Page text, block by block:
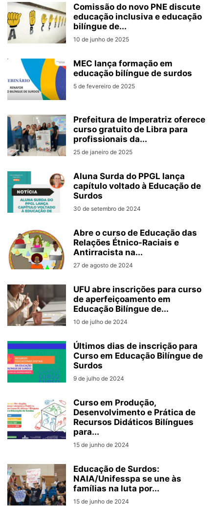
Comissão do novo PNE discute
educação inclusiva e educação
bilíngue de...
10 de junho de 2025
MEC lança formação em
educação bilíngue de surdos
5 de fevereiro de 2025
Prefeitura de Imperatriz oferece
curso gratuito de Libra para
profissionais da...
25 de janeiro de 2025
Aluna Surda do PPGL lança
capítulo voltado à Educação de
Surdos
30 de setembro de 2024
Abre o curso de Educação das
Relações Étnico-Raciais e
Antirracista na...
27 de agosto de 2024
UFU abre inscrições para curso
de aperfeiçoamento em
Educação Bilíngue de...
10 de julho de 2024
Últimos dias de inscrição para
Curso em Educação Bilíngue de
Surdos
9 de julho de 2024
Curso em Produção,
Desenvolvimento e Prática de
Recursos Didáticos Bilíngues
para...
15 de junho de 2024
Educação de Surdos:
NAIA/Unifesspa se une às
famílias na luta por...
15 de junho de 2024